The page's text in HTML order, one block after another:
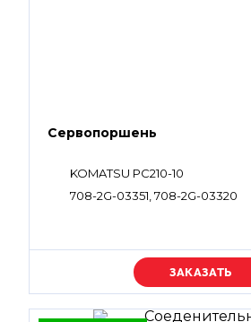
Сервопоршень
KOMATSU PC210-10
708-2G-03351, 708-2G-03320
Уточняйте цену